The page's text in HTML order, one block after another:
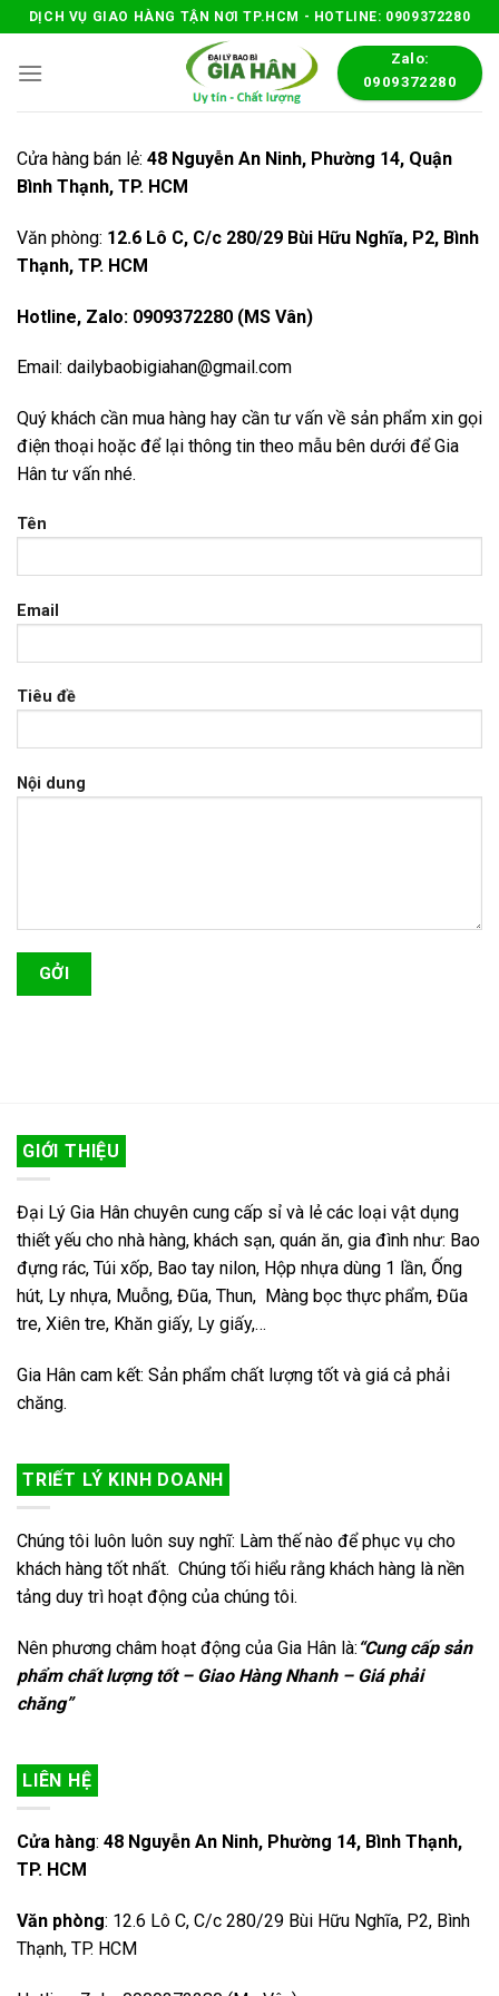
Skip
to
content
DỊCH VỤ GIAO HÀNG TẬN NƠI TP.HCM - HOTLINE: 0909372280
Zalo:
0909372280
Cửa hàng bán lẻ: 48 Nguyễn An Ninh, Phường 14, Quận
Bình Thạnh, TP. HCM
Văn phòng: 12.6 Lô C, C/c 280/29 Bùi Hữu Nghĩa, P2, Bình
Thạnh, TP. HCM
Hotline, Zalo: 0909372280 (MS Vân)
Email: dailybaobigiahan@gmail.com
Quý khách cần mua hàng hay cần tư vấn về sản phẩm xin gọi
điện thoại hoặc để lại thông tin theo mẫu bên dưới để Gia
Hân tư vấn nhé.
Tên
Email
Tiêu đề
Nội dung
GIỚI THIỆU
Đại Lý Gia Hân chuyên cung cấp sỉ và lẻ các loại vật dụng
thiết yếu cho nhà hàng, khách sạn, quán ăn, gia đình như: Bao
đựng rác, Túi xốp, Bao tay nilon, Hộp nhựa dùng 1 lần, Ống
hút, Ly nhựa, Muỗng, Đũa, Thun, Màng bọc thực phẩm, Đũa
tre, Xiên tre, Khăn giấy, Ly giấy,…
Gia Hân cam kết: Sản phẩm chất lượng tốt và giá cả phải
chăng.
TRIẾT LÝ KINH DOANH
Chúng tôi luôn luôn suy nghĩ: Làm thế nào để phục vụ cho
khách hàng tốt nhất. Chúng tối hiểu rằng khách hàng là nền
tảng duy trì hoạt động của chúng tôi.
Nên phương châm hoạt động của Gia Hân là: “Cung cấp sản
phẩm chất lượng tốt – Giao Hàng Nhanh – Giá phải
chăng”
LIÊN HỆ
Cửa hàng: 48 Nguyễn An Ninh, Phường 14, Bình Thạnh,
TP. HCM
Văn phòng: 12.6 Lô C, C/c 280/29 Bùi Hữu Nghĩa, P2, Bình
Thạnh, TP. HCM